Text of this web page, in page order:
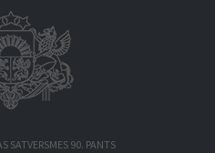
SATVERSMES 90. PANTS